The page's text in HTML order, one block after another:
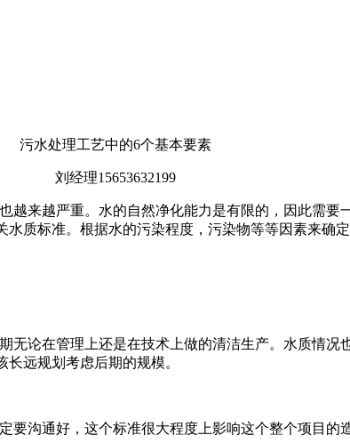
污水处理工艺中的6个基本要素
刘经理15653632199
越来越严重。水的自然净化能力是有限的，因此需
质标准。根据水的污染程度，污染物等等因素来确
论在管理上还是在技术上做的清洁生产。水质情
远规划考虑后期的规模。
沟通好，这个标准很大程度上影响这个整个项目的造